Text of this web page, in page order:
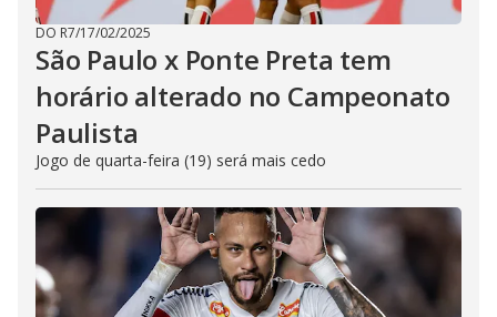
DO R7/17/02/2025
São Paulo x Ponte Preta tem
horário alterado no Campeonato
Paulista
Jogo de quarta-feira (19) será mais cedo